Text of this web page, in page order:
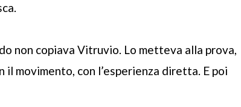
non copiava Vitruvio. Lo metteva alla prova,
movimento, con l’esperienza diretta. E poi